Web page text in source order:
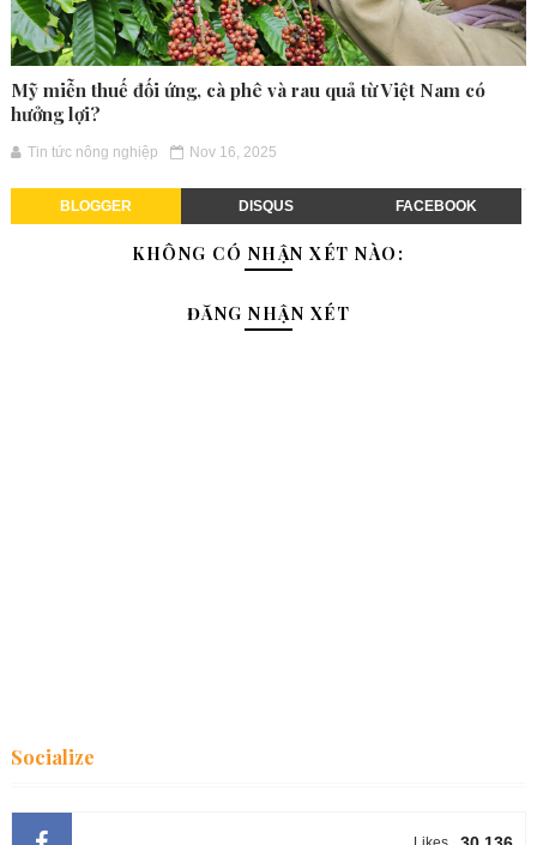
Mỹ miễn thuế đối ứng, cà phê và rau quả từ Việt Nam có
hưởng lợi?
Tin tức nông nghiệp Nov 16, 2025
BLOGGER DISQUS FACEBOOK
KHÔNG CÓ NHẬN XÉT NÀO:
ĐĂNG NHẬN XÉT
Socialize